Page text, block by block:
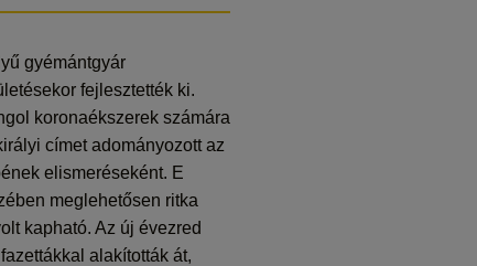
gyémántgyár
fejlesztették ki.
koronaékszerek számára
címet adományozott az
elismeréseként. E
meglehetősen ritka
kapható. Az új évezred
alakították át,